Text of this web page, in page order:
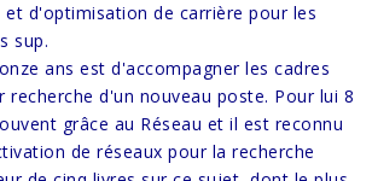
et d'optimisation de carrière pour les
sup.
ans est d'accompagner les cadres
recherche d'un nouveau poste. Pour lui 8
grâce au Réseau et il est reconnu
de réseaux pour la recherche